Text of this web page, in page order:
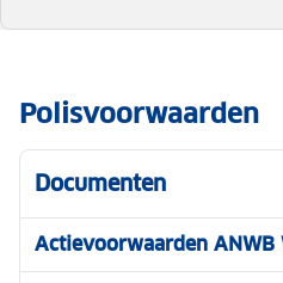
Polisvoorwaarden
Documenten
Actievoorwaarden